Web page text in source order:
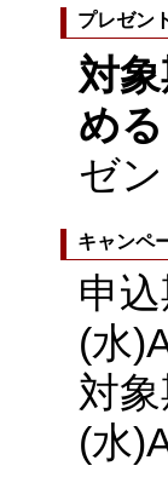
プレゼン
対
める
ゼ
キャンペ
申込
(水
対象
(水